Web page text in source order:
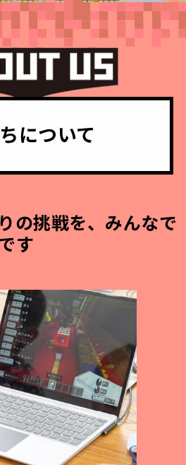
について
の挑戦を、みんなで
す